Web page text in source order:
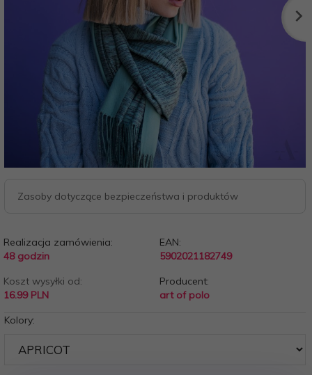
Zasoby dotyczące bezpieczeństwa i produktów
Realizacja zamówienia:
48 godzin
EAN:
5902021182749
Koszt wysyłki od:
16.99 PLN
Producent:
art of polo
Kolory: